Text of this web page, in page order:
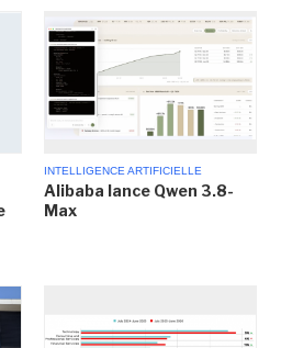
INTELLIGENCE ARTIFICIELLE
Alibaba lance Qwen 3.8-
Max